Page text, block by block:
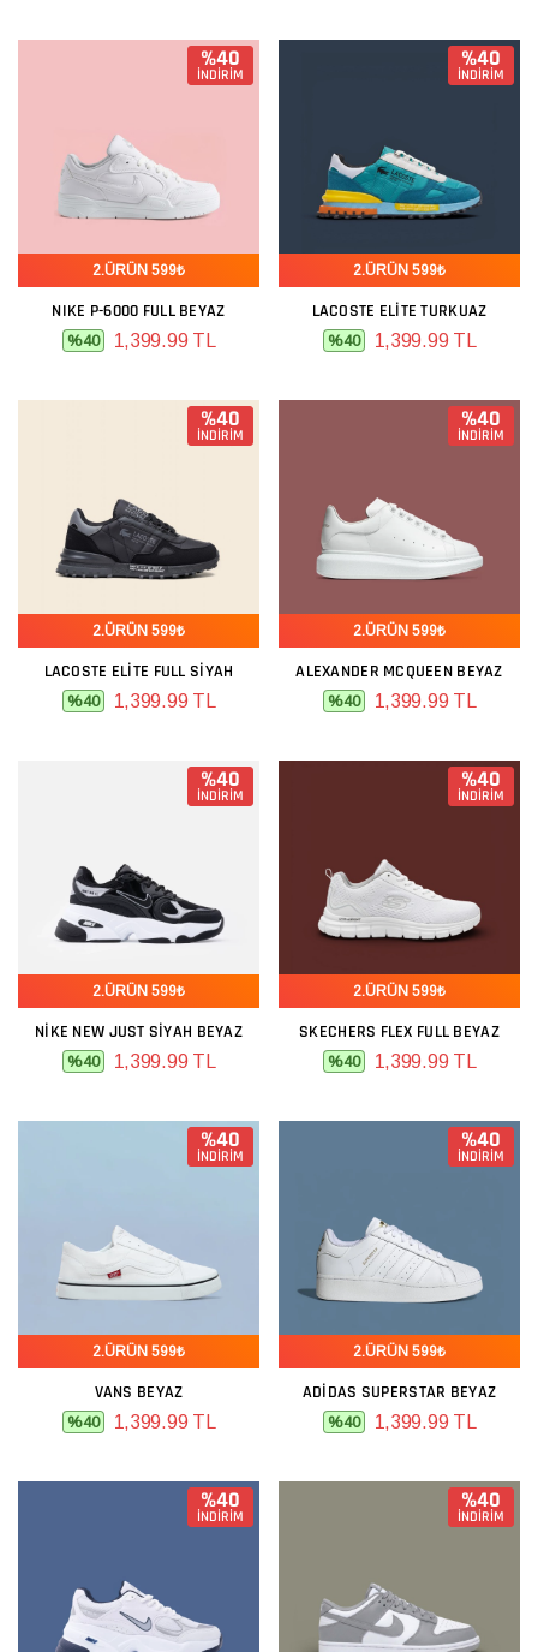
%40
İNDİRİM
2.ÜRÜN 599₺
NIKE P-6000 FULL BEYAZ
%40 1,399.99 TL
%40
İNDİRİM
2.ÜRÜN 599₺
LACOSTE ELITE TURKUAZ
%40 1,399.99 TL
%40
İNDİRİM
2.ÜRÜN 599₺
LACOSTE ELITE FULL SIYAH
%40 1,399.99 TL
%40
İNDİRİM
2.ÜRÜN 599₺
ALEXANDER MCQUEEN BEYAZ
%40 1,399.99 TL
%40
İNDİRİM
2.ÜRÜN 599₺
NIKE NEW JUST SIYAH BEYAZ
%40 1,399.99 TL
%40
İNDİRİM
2.ÜRÜN 599₺
SKECHERS FLEX FULL BEYAZ
%40 1,399.99 TL
%40
İNDİRİM
2.ÜRÜN 599₺
VANS BEYAZ
%40 1,399.99 TL
%40
İNDİRİM
2.ÜRÜN 599₺
ADIDAS SUPERSTAR BEYAZ
%40 1,399.99 TL
%40
İNDİRİM
%40
İNDİRİM